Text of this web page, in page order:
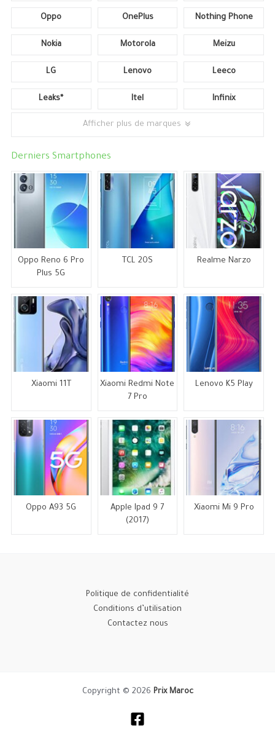
Oppo OnePlus Nothing Phone
Nokia Motorola Meizu
LG Lenovo Leeco
Leaks* Itel Infinix
Afficher plus de marques
Derniers Smartphones
Oppo Reno 6 Pro
Plus 5G
TCL 20S Realme Narzo
Xiaomi 11T
Xiaomi Redmi Note
7 Pro
Lenovo K5 Play
Oppo A93 5G
Apple Ipad 9 7
(2017)
Xiaomi Mi 9 Pro
Politique de confidentialité
Conditions d’utilisation
Contactez nous
Copyright © 2026 Prix Maroc